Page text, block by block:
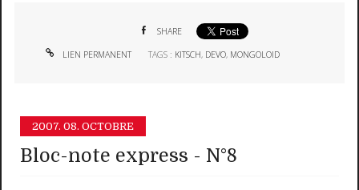
SHARE
LIEN PERMANENT TAGS : KITSCH, DEVO, MONGOLOID
2007. 08. OCTOBRE
Bloc-note express - N°8